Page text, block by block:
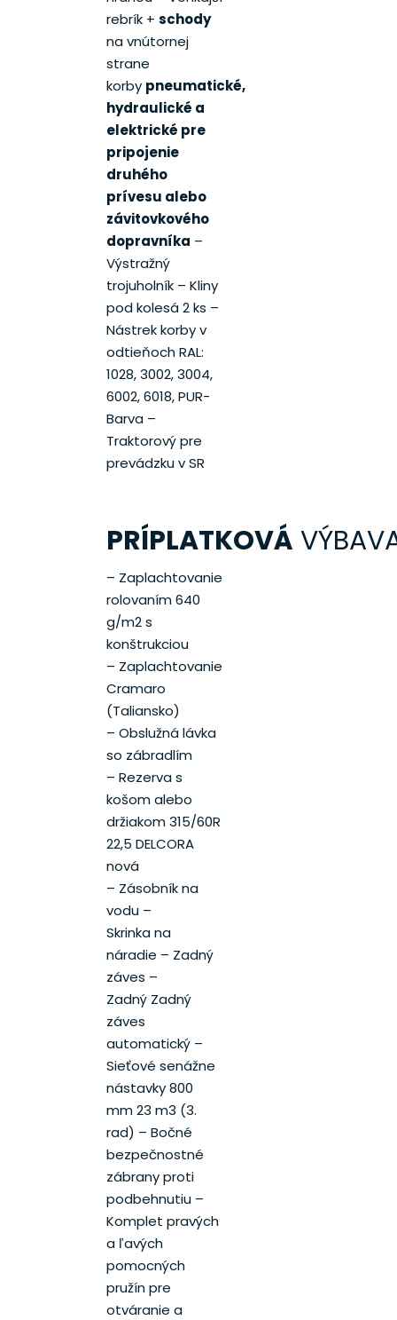
rebrík + schody
na vnútornej
strane
korby pneumatické,
hydraulické a
elektrické pre
pripojenie
druhého
prívesu alebo
závitovkového
dopravníka –
Výstražný
trojuholník – Kliny
pod kolesá 2 ks –
Nástrek korby v
odtieňoch RAL:
1028, 3002, 3004,
6002, 6018, PUR-
Barva –
Traktorový pre
prevádzku v SR
PRÍPLATKOVÁ
– Zaplachtovanie
rolovaním 640
g/m2 s
konštrukciou
– Zaplachtovanie
Cramaro
(Taliansko)
– Obslužná lávka
so zábradlím
– Rezerva s
košom alebo
držiakom 315/60R
22,5 DELCORA
nová
– Zásobník na
vodu –
Skrinka na
náradie – Zadný
záves –
Zadný Zadný
záves
automatický –
Sieťové senážne
nástavky 800
mm 23 m3 (3.
rad) – Bočné
bezpečnostné
zábrany proti
podbehnutiu –
Komplet pravých
a ľavých
pomocných
pružín pre
otváranie a